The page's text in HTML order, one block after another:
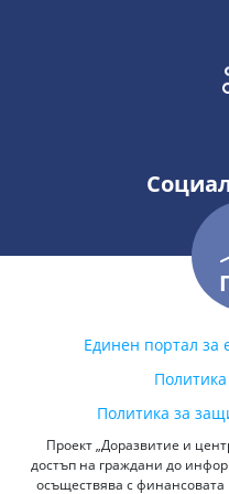
Единен портал за
Политика за
Проект „Доразвитие и
достъп на граждани до
осъществява с